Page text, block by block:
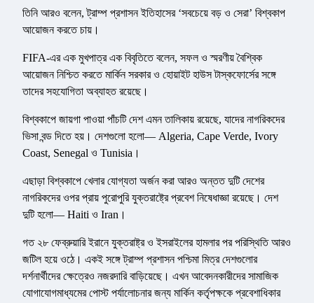
তিনি আরও বলেন, ট্রাম্প প্রশাসন ইতিহাসের ‘সবচেয়ে বড় ও সেরা’ বিশ্বকাপ
আয়োজন করতে চায়।
FIFA-এর এক মুখপাত্র এক বিবৃতিতে বলেন, সফল ও স্মরণীয় বৈশ্বিক
আয়োজন নিশ্চিত করতে মার্কিন সরকার ও হোয়াইট হাউস টাস্কফোর্সের সঙ্গে
তাদের সহযোগিতা অব্যাহত রয়েছে।
বিশ্বকাপে জায়গা পাওয়া পাঁচটি দেশ এমন তালিকায় রয়েছে, যাদের নাগরিকদের
ভিসা বন্ড দিতে হয়। দেশগুলো হলো— Algeria, Cape Verde, Ivory
Coast, Senegal ও Tunisia।
এছাড়া বিশ্বকাপে খেলার যোগ্যতা অর্জন করা আরও অন্তত দুটি দেশের
নাগরিকদের ওপর প্রায় পুরোপুরি যুক্তরাষ্ট্রে প্রবেশ নিষেধাজ্ঞা রয়েছে। দেশ
দুটি হলো— Haiti ও Iran।
গত ২৮ ফেব্রুয়ারি ইরানে যুক্তরাষ্ট্র ও ইসরাইলের হামলার পর পরিস্থিতি আরও
জটিল হয়ে ওঠে। একই সঙ্গে ট্রাম্প প্রশাসন পশ্চিমা মিত্র দেশগুলোর
দর্শনার্থীদের ক্ষেত্রেও নজরদারি বাড়িয়েছে। এখন আবেদনকারীদের সামাজিক
যোগাযোগমাধ্যমের পোস্ট পর্যালোচনার জন্য মার্কিন কর্তৃপক্ষকে প্রবেশাধিকার